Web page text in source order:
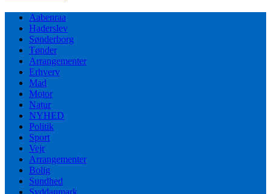
Aabenraa
Haderslev
Sønderborg
Tønder
Arrangementer
Erhverv
Mad
Motor
Natur
NYHED
Politik
Sport
Vejr
Arrangementer
Bolig
Sundhed
Syddanmark